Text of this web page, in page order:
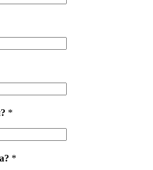
*
*